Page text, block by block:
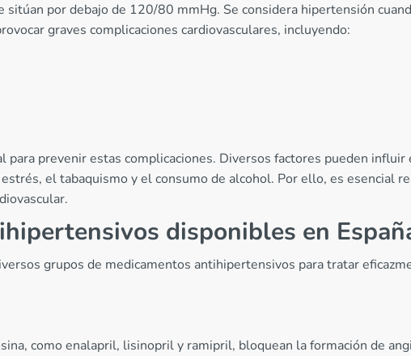
por debajo de 120/80 mmHg. Se considera hipertensión
graves complicaciones cardiovasculares, incluyendo:
prevenir estas complicaciones. Diversos factores pueden
el tabaquismo y el consumo de alcohol. Por ello, es esencial
disponibles en
grupos de medicamentos antihipertensivos para tratar
como enalapril, lisinopril y ramipril, bloquean la formación de